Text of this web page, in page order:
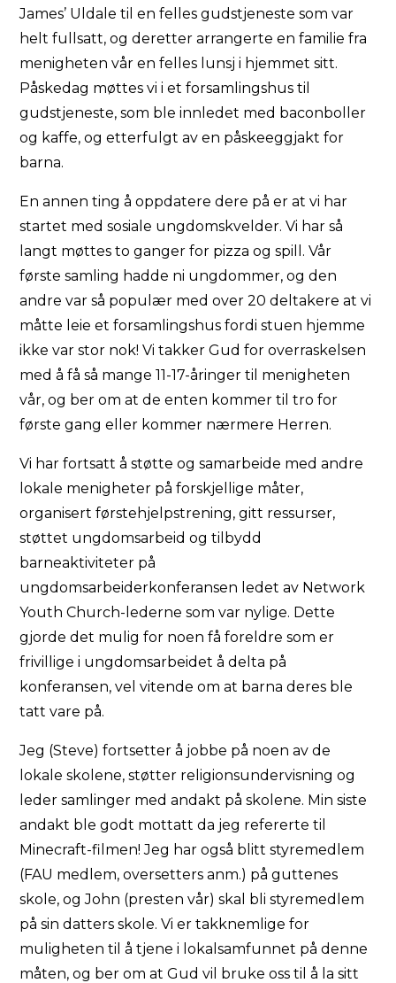
James’ Uldale til en felles gudstjeneste som var
helt fullsatt, og deretter arrangerte en familie fra
menigheten vår en felles lunsj i hjemmet sitt.
Påskedag møttes vi i et forsamlingshus til
gudstjeneste, som ble innledet med baconboller
og kaffe, og etterfulgt av en påskeeggjakt for
barna.
En annen ting å oppdatere dere på er at vi har
startet med sosiale ungdomskvelder. Vi har så
langt møttes to ganger for pizza og spill. Vår
første samling hadde ni ungdommer, og den
andre var så populær med over 20 deltakere at vi
måtte leie et forsamlingshus fordi stuen hjemme
ikke var stor nok! Vi takker Gud for overraskelsen
med å få så mange 11-17-åringer til menigheten
vår, og ber om at de enten kommer til tro for
første gang eller kommer nærmere Herren.
Vi har fortsatt å støtte og samarbeide med andre
lokale menigheter på forskjellige måter,
organisert førstehjelpstrening, gitt ressurser,
støttet ungdomsarbeid og tilbydd
barneaktiviteter på
ungdomsarbeiderkonferansen ledet av Network
Youth Church-lederne som var nylige. Dette
gjorde det mulig for noen få foreldre som er
frivillige i ungdomsarbeidet å delta på
konferansen, vel vitende om at barna deres ble
tatt vare på.
Jeg (Steve) fortsetter å jobbe på noen av de
lokale skolene, støtter religionsundervisning og
leder samlinger med andakt på skolene. Min siste
andakt ble godt mottatt da jeg refererte til
Minecraft-filmen! Jeg har også blitt styremedlem
(FAU medlem, oversetters anm.) på guttenes
skole, og John (presten vår) skal bli styremedlem
på sin datters skole. Vi er takknemlige for
muligheten til å tjene i lokalsamfunnet på denne
måten, og ber om at Gud vil bruke oss til å la sitt